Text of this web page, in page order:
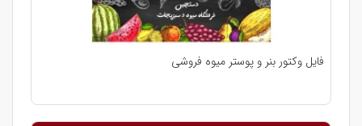
فایل وکتور بنر و پوستر میوه فروشی